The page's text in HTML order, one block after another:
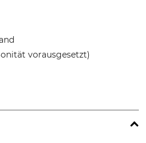
vorausgesetzt)